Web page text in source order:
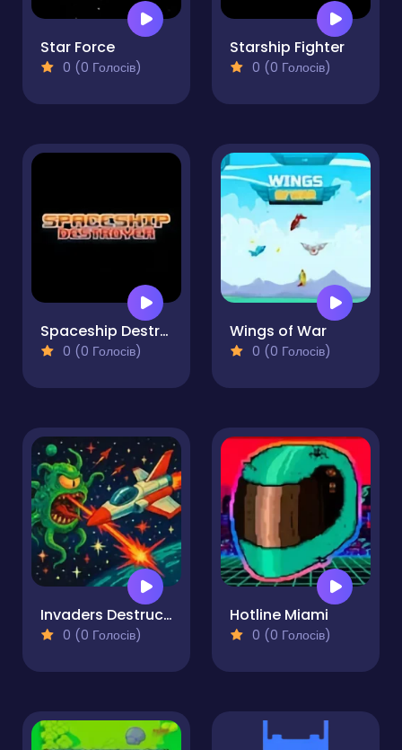
Star Force
0 (0 Голосів)
Starship Fighter
0 (0 Голосів)
Spaceship Destroyer
0 (0 Голосів)
Wings of War
0 (0 Голосів)
Invaders Destruction
0 (0 Голосів)
Hotline Miami
0 (0 Голосів)